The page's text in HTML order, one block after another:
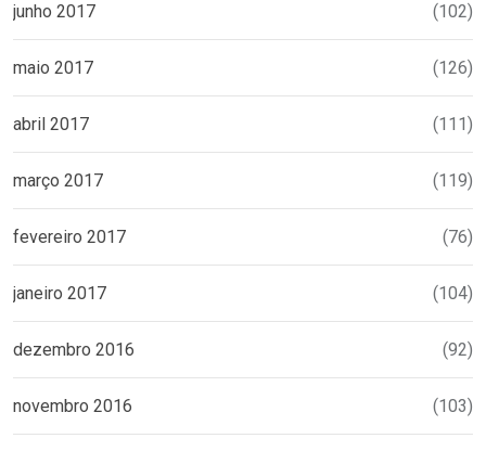
junho 2017 (102)
maio 2017 (126)
abril 2017 (111)
março 2017 (119)
fevereiro 2017 (76)
janeiro 2017 (104)
dezembro 2016 (92)
novembro 2016 (103)